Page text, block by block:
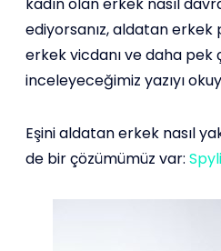
ediyorsanız, aldatan erkek
erkek vicdanı ve daha pek
inceleyeceğimiz yazıyı
Eşini aldatan erkek nasıl
de bir çözümümüz var: